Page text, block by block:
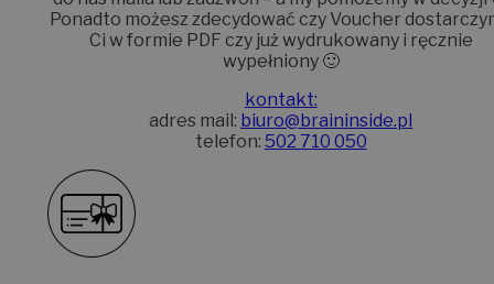
Ponadto możesz zdecydować czy Voucher
Ci w formie PDF czy już wydrukowany i ręcznie
wypełniony 🙂
kontakt:
adres mail: biuro@braininside.pl
telefon: 502 710 050